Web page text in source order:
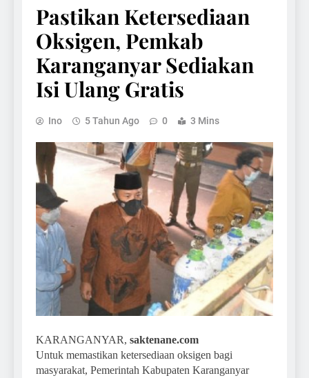
Pastikan Ketersediaan
Oksigen, Pemkab
Karanganyar Sediakan
Isi Ulang Gratis
Ino 5 Tahun Ago 0 3 Mins
KARANGANYAR, saktenane.com
Untuk memastikan ketersediaan oksigen bagi
masyarakat, Pemerintah Kabupaten Karanganyar